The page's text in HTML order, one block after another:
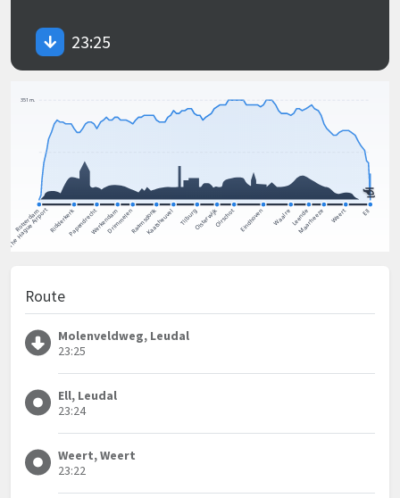
23:25
Route
Molenveldweg, Leudal
23:25
Ell, Leudal
23:24
Weert, Weert
23:22